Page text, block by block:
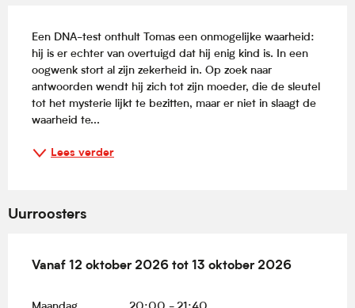
Een DNA-test onthult Tomas een onmogelijke waarheid:
hij is er echter van overtuigd dat hij enig kind is. In een
oogwenk stort al zijn zekerheid in. Op zoek naar
antwoorden wendt hij zich tot zijn moeder, die de sleutel
tot het mysterie lijkt te bezitten, maar er niet in slaagt de
waarheid te...
Lees verder
Uurroosters
Vanaf 12 oktober 2026 tot 13 oktober 2026
Vanaf 12 oktober 2026 tot 13 oktober 2026